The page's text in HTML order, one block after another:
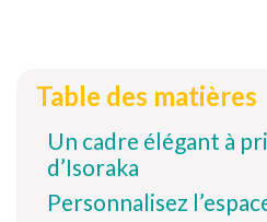
Table des matières
Un cadre élégant à
d’Isoraka
Personnalisez